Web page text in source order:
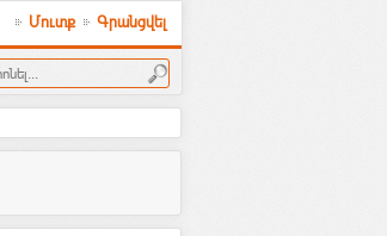
Մուտք Գրանցվել